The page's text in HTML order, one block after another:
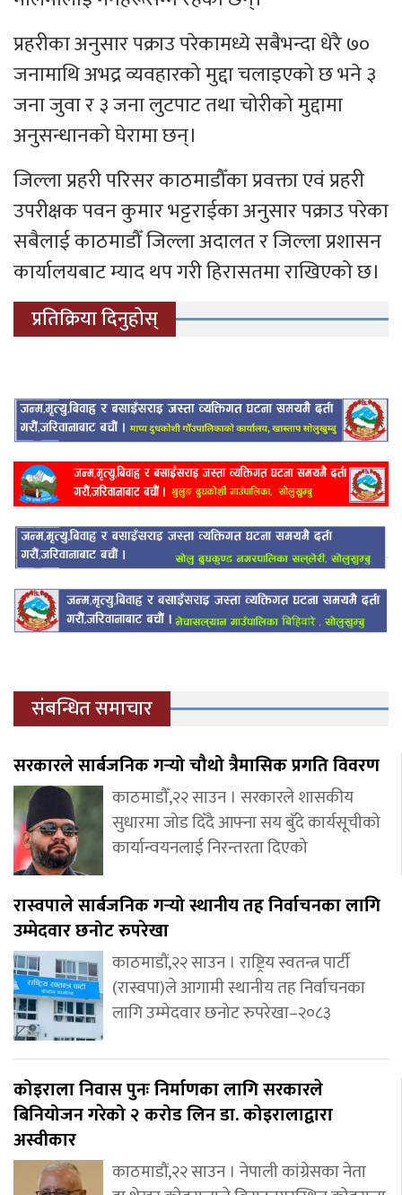
प्रहरीका अनुसार पक्राउ परेकामध्ये सबैभन्दा धेरै ७०
जनामाथि अभद्र व्यवहारको मुद्दा चलाइएको छ भने ३
जना जुवा र ३ जना लुटपाट तथा चोरीको मुद्दामा
अनुसन्धानको घेरामा छन्।
जिल्ला प्रहरी परिसर काठमाडौँका प्रवक्ता एवं प्रहरी
उपरीक्षक पवन कुमार भट्टराईका अनुसार पक्राउ परेका
सबैलाई काठमाडौँ जिल्ला अदालत र जिल्ला प्रशासन
कार्यालयबाट म्याद थप गरी हिरासतमा राखिएको छ।
प्रतिक्रिया दिनुहोस्
संबन्धित समाचार
सरकारले सार्बजनिक गर्‍यो चौथो त्रैमासिक प्रगति विवरण
काठमाडौँ,२२ साउन । सरकारले शासकीय
सुधारमा जोड दिँदै आफ्ना सय बुँदे कार्यसूचीको
कार्यान्वयनलाई निरन्तरता दिएको
रास्वपाले सार्बजनिक गर्‍यो स्थानीय तह निर्वाचनका लागि
उम्मेदवार छनोट रुपरेखा
काठमाडौं,२२ साउन । राष्ट्रिय स्वतन्त्र पार्टी
(रास्वपा)ले आगामी स्थानीय तह निर्वाचनका
लागि उम्मेदवार छनोट रुपरेखा–२०८३
कोइराला निवास पुनः निर्माणका लागि सरकारले
बिनियोजन गरेको २ करोड लिन डा. कोइरालाद्वारा
अस्वीकार
काठमाडौं,२२ साउन । नेपाली कांग्रेसका नेता